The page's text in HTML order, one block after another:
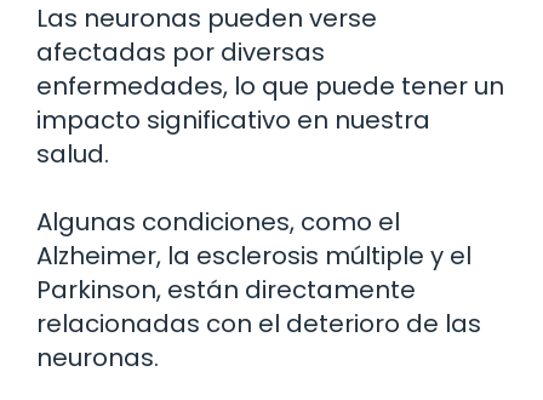
Las neuronas pueden verse
afectadas por diversas
enfermedades, lo que puede tener un
impacto significativo en nuestra
salud.
Algunas condiciones, como el
Alzheimer, la esclerosis múltiple y el
Parkinson, están directamente
relacionadas con el deterioro de las
neuronas.